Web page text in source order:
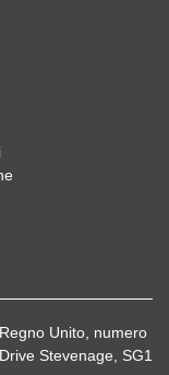
Unito, numero
Stevenage, SG1